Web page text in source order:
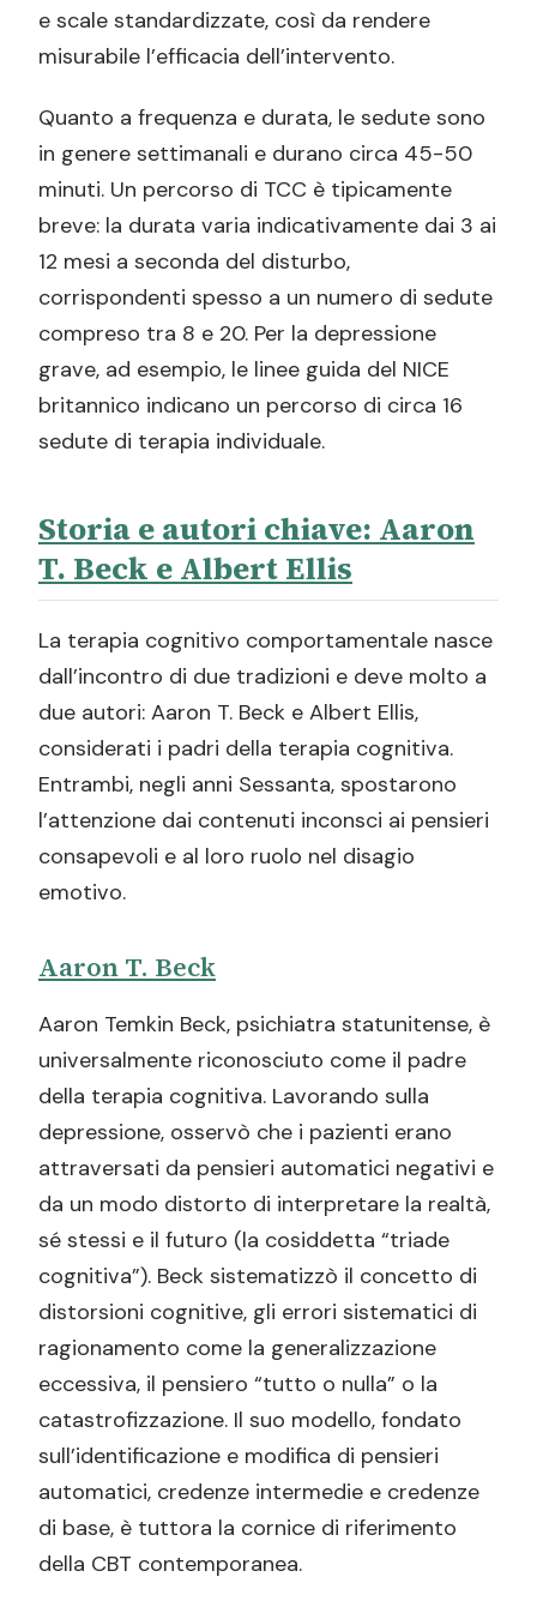
e scale standardizzate, così da rendere
misurabile l’efficacia dell’intervento.
Quanto a frequenza e durata, le sedute sono
in genere settimanali e durano circa 45-50
minuti. Un percorso di TCC è tipicamente
breve: la durata varia indicativamente dai 3 ai
12 mesi a seconda del disturbo,
corrispondenti spesso a un numero di sedute
compreso tra 8 e 20. Per la depressione
grave, ad esempio, le linee guida del NICE
britannico indicano un percorso di circa 16
sedute di terapia individuale.
Storia e autori chiave: Aaron
T. Beck e Albert Ellis
La terapia cognitivo comportamentale nasce
dall’incontro di due tradizioni e deve molto a
due autori: Aaron T. Beck e Albert Ellis,
considerati i padri della terapia cognitiva.
Entrambi, negli anni Sessanta, spostarono
l’attenzione dai contenuti inconsci ai pensieri
consapevoli e al loro ruolo nel disagio
emotivo.
Aaron T. Beck
Aaron Temkin Beck, psichiatra statunitense, è
universalmente riconosciuto come il padre
della terapia cognitiva. Lavorando sulla
depressione, osservò che i pazienti erano
attraversati da pensieri automatici negativi e
da un modo distorto di interpretare la realtà,
sé stessi e il futuro (la cosiddetta “triade
cognitiva”). Beck sistematizzò il concetto di
distorsioni cognitive, gli errori sistematici di
ragionamento come la generalizzazione
eccessiva, il pensiero “tutto o nulla” o la
catastrofizzazione. Il suo modello, fondato
sull’identificazione e modifica di pensieri
automatici, credenze intermedie e credenze
di base, è tuttora la cornice di riferimento
della CBT contemporanea.